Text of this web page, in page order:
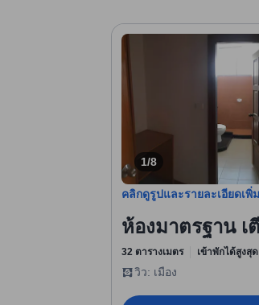
1/8
คลิกดูรูปและรายละเอียดเพิ่
ห้องมาตรฐาน เ
32 ตารางเมตร เข้าพักได้สูงสุ
วิว: เมือง